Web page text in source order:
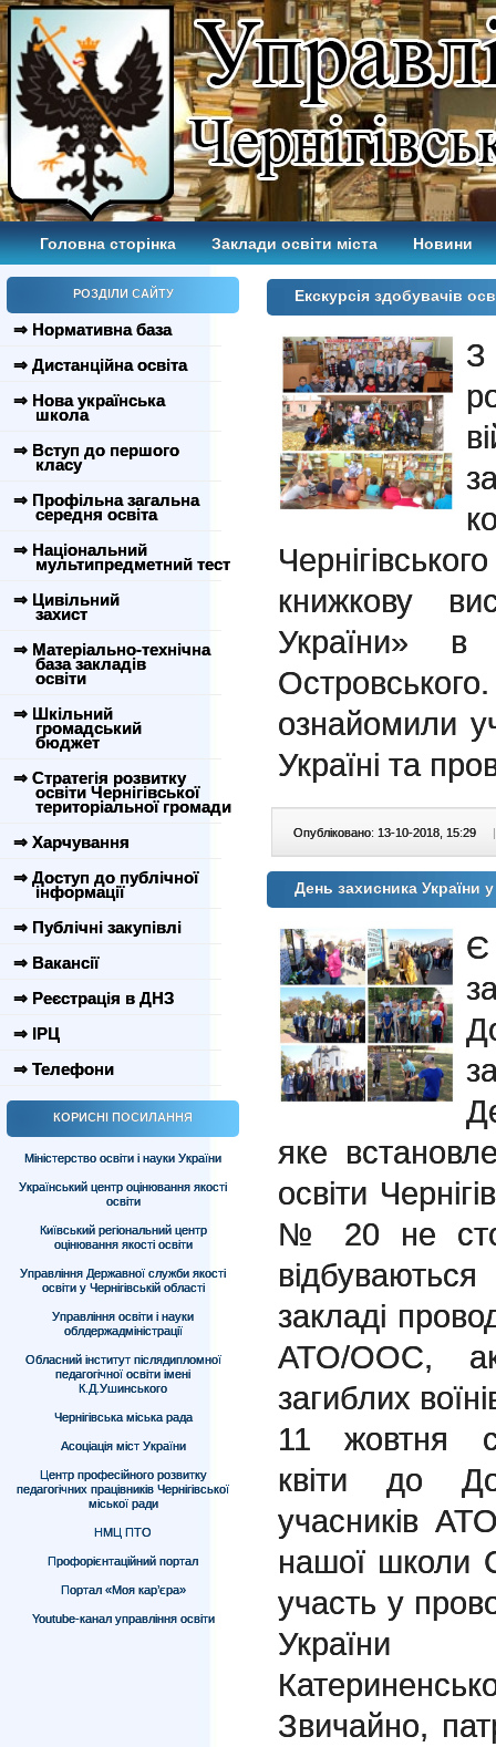
Головна сторінка Заклади освіти міста Новини
РОЗДІЛИ САЙТУ
⇒ Нормативна база
⇒ Дистанційна освіта
⇒ Нова українська
школа
⇒ Вступ до першого
класу
⇒ Профільна загальна
середня освіта
⇒ Національний
мультипредметний тест
⇒ Цивільний
захист
⇒ Матеріально-технічна
база закладів
освіти
⇒ Шкільний
громадський
бюджет
⇒ Стратегія розвитку
освіти Чернігівської
територіальної громади
⇒ Харчування
⇒ Доступ до публічної
інформації
⇒ Публічні закупівлі
⇒ Вакансії
⇒ Реєстрація в ДНЗ
⇒ ІРЦ
⇒ Телефони
КОРИСНІ ПОСИЛАННЯ
Міністерство освіти і науки України
Український центр оцінювання якості
освіти
Київський регіональний центр
оцінювання якості освіти
Управління Державної служби якості
освіти у Чернігівській області
Управління освіти і науки
облдержадміністрації
Обласний інститут післядипломної
педагогічної освіти імені
К.Д.Ушинського
Чернігівська міська рада
Асоціація міст України
Центр професійного розвитку
педагогічних працівників Чернігівської
міської ради
НМЦ ПТО
Профорієнтаційний портал
Портал «Моя кар’єра»
Youtube-канал управління освіти
Екскурсія здобувачів
З
книжкову
України» в
ознайомили
Україні та
Опубліковано: 13-10-2018, 15:29 |
День захисника
яке
освіти
№ 20 не
закладі
АТО/ООС,
загиблих
11 жовтня
квіти до
учасників
нашої школи
участь у
України
Звичайно,